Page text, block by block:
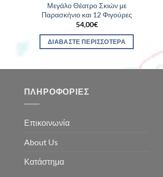
Μεγάλο Θέατρο Σκιών με
Παρασκήνιο και 12 Φιγούρες
54,00€
ΔΙΑΒΆΣΤΕ ΠΕΡΙΣΣΌΤΕΡΑ
ΠΛΗΡΟΦΟΡΊΕΣ
Επικοινωνία
About Us
Κατάστημα